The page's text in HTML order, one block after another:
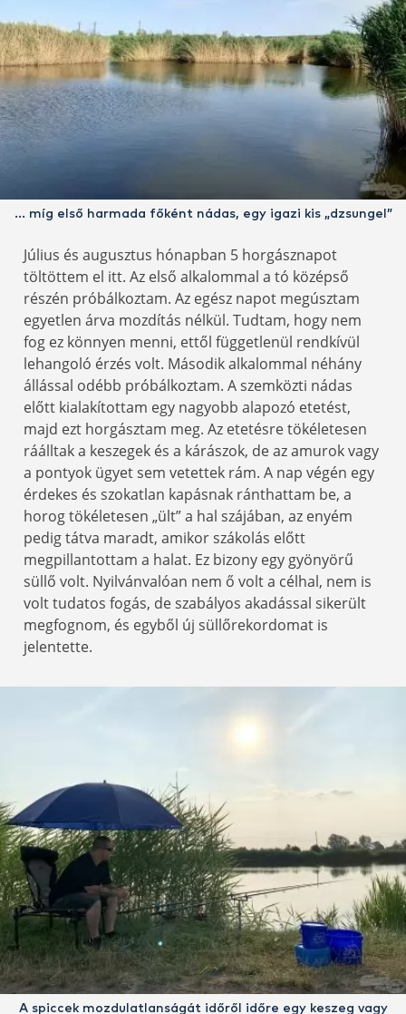
… míg első harmada főként nádas, egy igazi kis „dzsungel”
Július és augusztus hónapban 5 horgásznapot
töltöttem el itt. Az első alkalommal a tó középső
részén próbálkoztam. Az egész napot megúsztam
egyetlen árva mozdítás nélkül. Tudtam, hogy nem
fog ez könnyen menni, ettől függetlenül rendkívül
lehangoló érzés volt. Második alkalommal néhány
állással odébb próbálkoztam. A szemközti nádas
előtt kialakítottam egy nagyobb alapozó etetést,
majd ezt horgásztam meg. Az etetésre tökéletesen
ráálltak a keszegek és a kárászok, de az amurok vagy
a pontyok ügyet sem vetettek rám. A nap végén egy
érdekes és szokatlan kapásnak ránthattam be, a
horog tökéletesen „ült” a hal szájában, az enyém
pedig tátva maradt, amikor szákolás előtt
megpillantottam a halat. Ez bizony egy gyönyörű
süllő volt. Nyilvánvalóan nem ő volt a célhal, nem is
volt tudatos fogás, de szabályos akadással sikerült
megfognom, és egyből új süllőrekordomat is
jelentette.
A spiccek mozdulatlanságát időről időre egy keszeg vagy